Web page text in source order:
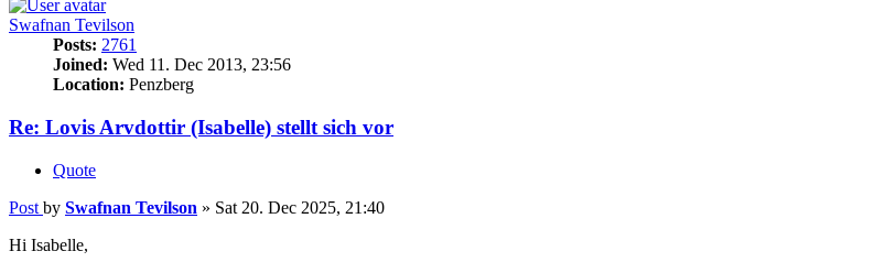
Swafnan Tevilson
Posts: 2761
Joined: Wed 11. Dec 2013, 23:56
Location: Penzberg
Re: Lovis Arvdottir (Isabelle) stellt sich vor
Quote
Post by Swafnan Tevilson » Sat 20. Dec 2025, 21:40
Hi Isabelle,